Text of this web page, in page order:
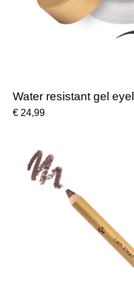
Water resistant gel
€ 24,99